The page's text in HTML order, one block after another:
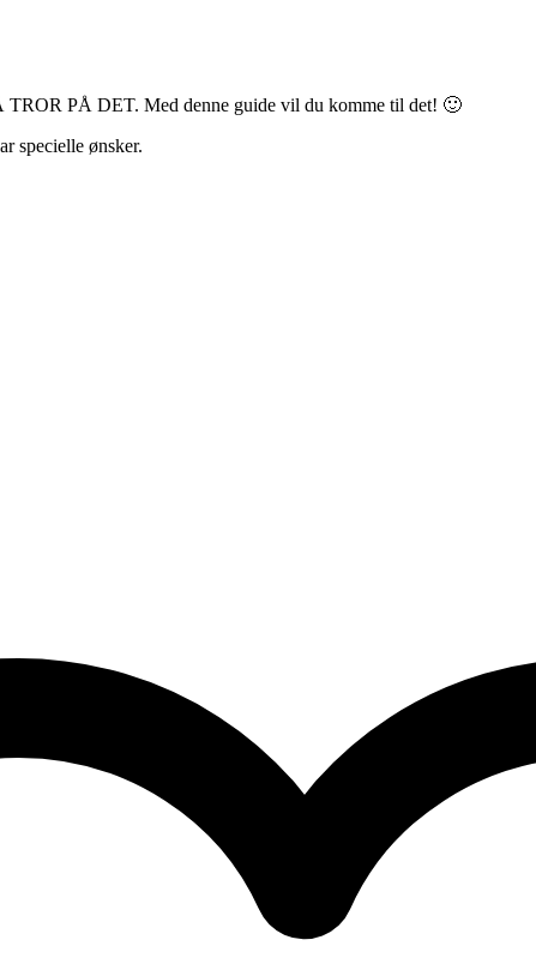
PÅ DET. Med denne guide vil du komme til det! 🙂
specielle ønsker.